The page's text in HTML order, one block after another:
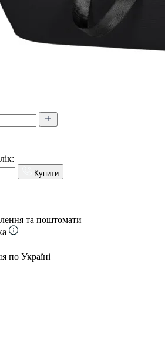
Купити
та поштомати
по Україні